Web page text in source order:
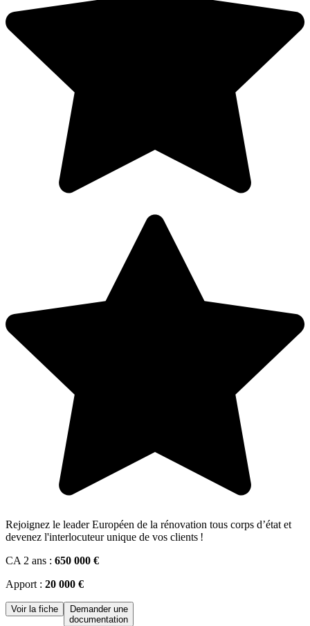
Rejoignez le leader Européen de la rénovation tous corps d’état et
devenez l'interlocuteur unique de vos clients !
CA 2 ans : 650 000 €
Apport : 20 000 €
Voir la fiche
Demander une
documentation